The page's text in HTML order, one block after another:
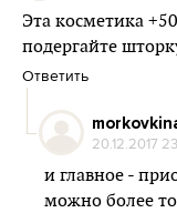
Эта косметика
подергайте
Ответить
20.12.2017
и главное -
можно более